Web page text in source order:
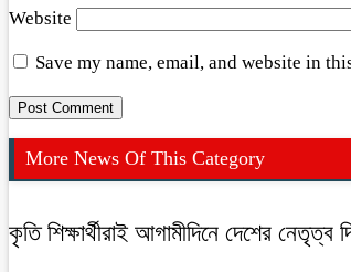
Website
Save my name, email, and website in
More News Of This Category
কৃতি শিক্ষার্থীরাই আগামীদিনে দেশের